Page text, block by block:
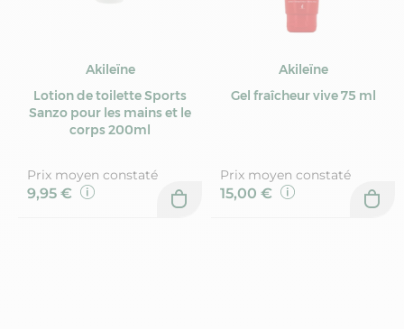
Akileïne
Lotion de toilette Sports
Sanzo pour les mains et le
corps 200ml
Prix moyen constaté
9,95 €
Akileïne
Gel fraîcheur vive 75 ml
Prix moyen constaté
15,00 €